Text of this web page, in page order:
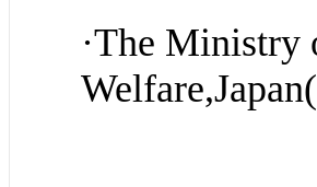
·The Ministry